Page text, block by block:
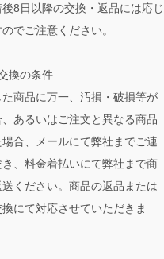
8日以降の交換・返品には応じ
でご注意ください。
換の条件
た商品に万一、汚損・破損等が
あるいはご注文と異なる商品
合、メールにて弊社までご連
、料金着払いにて弊社まで商
ください。商品の返品または
にて対応させていただきま